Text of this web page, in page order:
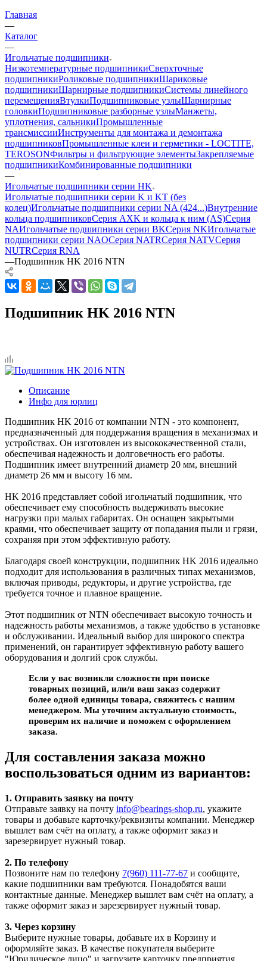
Главная
—
Каталог
—
Игольчатые подшипники
Низкотемпературные подшипникиСверхточные
подшипникиРоликовые подшипникиШариковые
подшипникиШарнирные подшипникиСистемы линейного
перемещенияВтулкиПодшипниковые узлыШарнирные
головкиПодшипниковые разборные узлыМанжеты,
уплотнения, сальникиПромышленные
трансмиссииИнструменты для монтажа и демонтажа
подшипниковПромышленные клеи и герметики - LOCTITE,
TEROSONФильтры и фильтрующие элементыЗакрепляемые
подшипникиКомбинированные подшипники
—
Игольчатые подшипники серии HK
Игольчатые подшипники серии K и KT (без
колец)Игольчатые подшипники серии NA (424...)Внутренние
кольца подшипниковСерия AXK и кольца к ним (AS)Серия
NAИгольчатые подшипники серии BKСерия NKИгольчатые
подшипники серии NAOСерия NATRСерия NATVСерия
NUTRСерия RNA
—Подшипник HK 2016 NTN
Подшипник HK 2016 NTN
Описание
Инфо для юрлиц
Подшипник HK 2016 от компании NTN - это компонент,
предназначенный для поддержания вращения в механизмах и
устройствах. Он изготовлен из высококачественной стали,
обеспечивая надежность и долговечность его работы.
Подшипник имеет внутренний диаметр 20 мм, внешний
диаметр 26 мм и высоту 16 мм.
HK 2016 представляет собой игольчатый подшипник, что
обеспечивает ему способность выдерживать высокие
нагрузки при малых габаритах. Он оснащен закрытыми
краями, что обеспечивает защиту от попадания пыли и грязи,
сохраняя при этом эффективную работу.
Благодаря своей конструкции, подшипник HK 2016 идеально
подходит для использования в различных типах механизмов,
включая приводы, редукторы, и другие устройства, где
требуется точное и плавное вращение.
Этот подшипник от NTN обеспечивает высокую точность и
надежность работы механизмов, а также удобство в установке
и обслуживании. Идеальный выбор для широкого спектра
применений, он гарантирует эффективную работу вашего
оборудования и долгий срок службы.
Если у вас возникли сложности при поиске
товарных позиций, или/и ваш заказ содержит
более одной единицы товара, свяжитесь с нашим
менеджером. Мы уточним актуальную стоимость,
проверим их наличие и поможем с оформлением
заказа.
Для составления заказа можно
воспользоваться одним из вариантов:
1. Отправить заявку на почту
Отправьте заявку на почту info@bearings-shop.ru, укажите
товары и добавьте карточку/реквизиты компании. Менеджер
вышлет вам счёт на оплату, а также оформит заказ и
зарезервирует нужный товар.
2. По телефону
Позвоните нам по телефону 7(960) 111-77-67 и сообщите,
какие подшипники вам требуются. Понадобятся ваши
контактные данные. Менеджер вышлет вам счёт на оплату, а
также оформит заказ и зарезервирует нужный товар.
3. Через корзину
Выберите нужные товары, добавьте их в Корзину и
оформляйте заказ. В качестве покупателя выберите
"Юридическое лицо" и загрузите карточку предприятия.